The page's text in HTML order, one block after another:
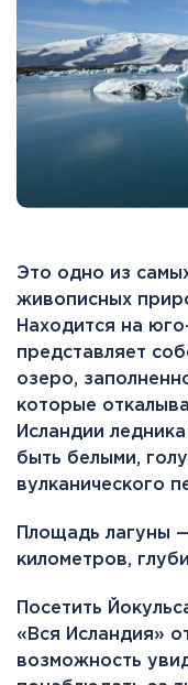
Это одно из
живописных
Находится на
представляет
озеро,
которые
Исландии
быть белыми,
вулканического
Площадь лагуны
километров,
Посетить
«Вся Исландия»
возможность